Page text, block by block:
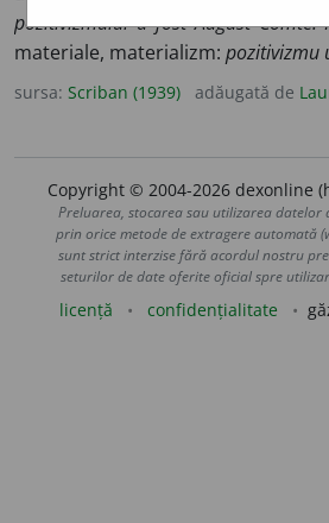
pozitivizmuluĭ a fost Aŭgust Comte.
materiale, materializm: pozitivizmu
sursa: Scriban (1939) adăugată de
Copyright © 2004-2026 dexonline
Preluarea, stocarea sau utilizarea datelor
prin orice metode de extragere automată
sunt strict interzise fără acordul nostru
seturilor de date oferite oficial spre
licență confidențialitate